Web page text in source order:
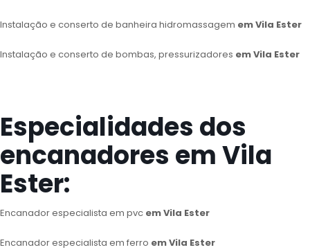
Instalação e conserto de banheira hidromassagem em Vila Ester
Instalação e conserto de bombas, pressurizadores em Vila Ester
Especialidades dos
encanadores em Vila
Ester:
Encanador especialista em pvc em Vila Ester
Encanador especialista em ferro em Vila Ester